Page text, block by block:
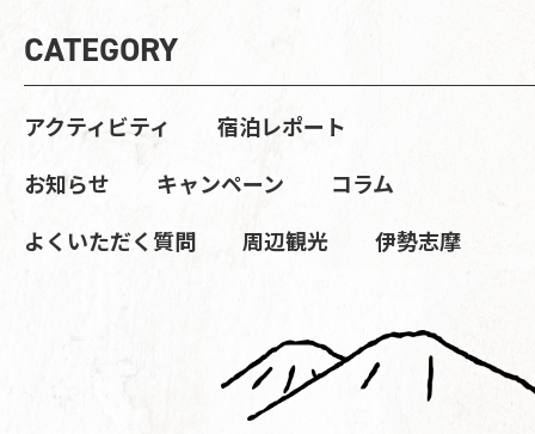
CATEGORY
アクティビティ
宿泊レポート
お知らせ
キャンペーン
コラム
よくいただく質問
周辺観光 伊勢志摩